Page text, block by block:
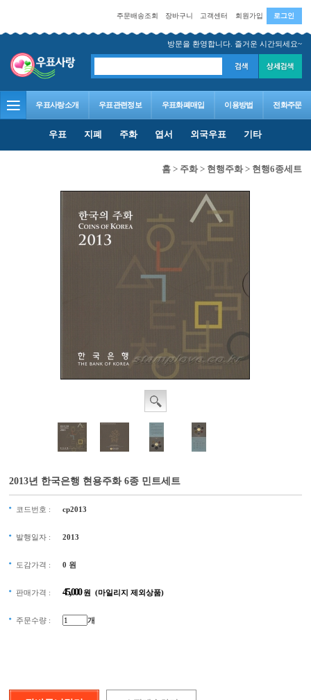
로그인
회원가입
고객센터
장바구니
주문배송조회
방문을 환영합니다. 즐거운 시간되세요~
우표사랑소개 우표관련정보 우표화폐매입 이용방법 전화주문
우표 지폐 주화 엽서 외국우표 기타
홈> 주화> 현행주화> 현행6종세트
2013년 한국은행 현용주화 6종 민트세트
코드번호 : cp2013
발행일자 : 2013
도감가격 : 0 원
판매가격 : 45,000원 (마일리지 제외상품)
주문수량 : 개